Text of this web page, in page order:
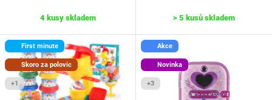
4 kusy skladem > 5 kusů skladem
First minute
Skoro za polovic
+1
Akce
Novinka
+3